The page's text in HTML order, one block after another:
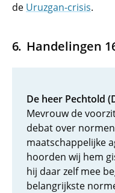
de Uruzgan-crisis.
Handelingen
De heer Pechtold
Mevrouw de
debat over
maatschappelijke
hoorden wij hem
hij daar zelf mee
belangrijkste